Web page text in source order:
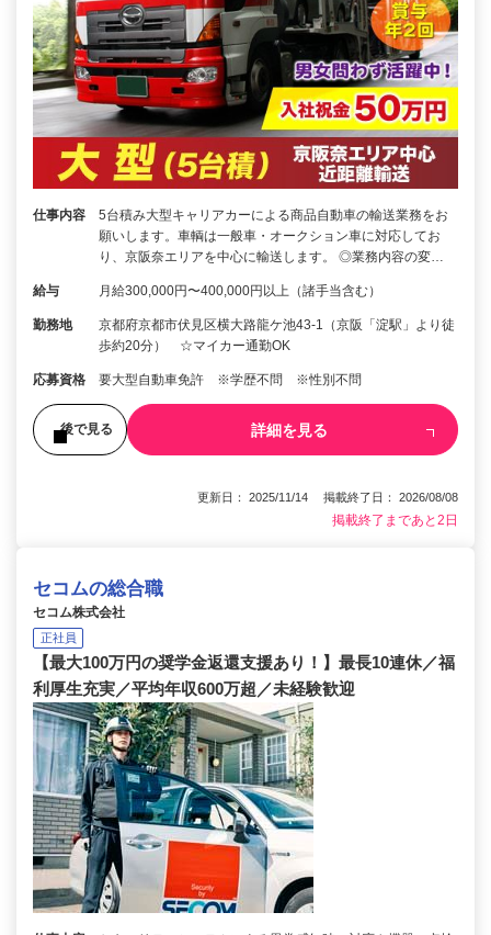
仕事内容
5台積み大型キャリアカーによる商品自動車の輸送業務をお
願いします。車輌は一般車・オークション車に対応してお
り、京阪奈エリアを中心に輸送します。 ◎業務内容の変…
給与 月給300,000円〜400,000円以上（諸手当含む）
勤務地
京都府京都市伏見区横大路龍ケ池43-1（京阪「淀駅」より徒
歩約20分） ☆マイカー通勤OK
応募資格 要大型自動車免許 ※学歴不問 ※性別不問
後で見る 詳細を見る
更新日： 2025/11/14 掲載終了日： 2026/08/08
掲載終了まであと2日
セコムの総合職
セコム株式会社
正社員
【最大100万円の奨学金返還支援あり！】最長10連休／福
利厚生充実／平均年収600万超／未経験歓迎